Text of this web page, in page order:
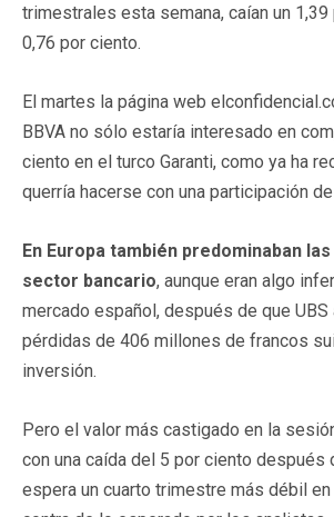
trimestrales esta semana, caían un 1,39
0,76 por ciento.
El martes la página web
BBVA no sólo estaría interesado en
ciento en el turco Garanti, como ya ha
querría hacerse con una participación
En Europa también predominaban
sector bancario, aunque eran algo
mercado español, después de que UBS
pérdidas de 406 millones de francos
inversión.
Pero el valor más castigado en la
con una caída del 5 por ciento después
espera un cuarto trimestre más débil